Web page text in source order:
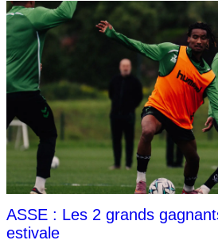
ASSE : Les 2 grands
estivale